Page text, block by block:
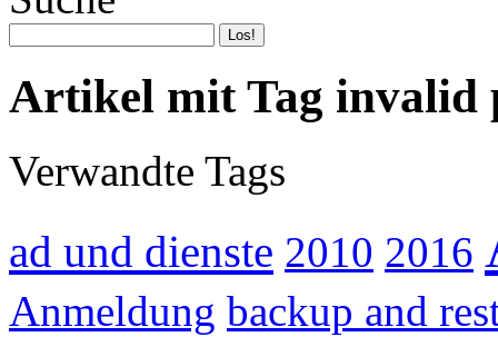
Artikel mit Tag invalid
Verwandte Tags
ad und dienste 2010 2016
Anmeldung backup and